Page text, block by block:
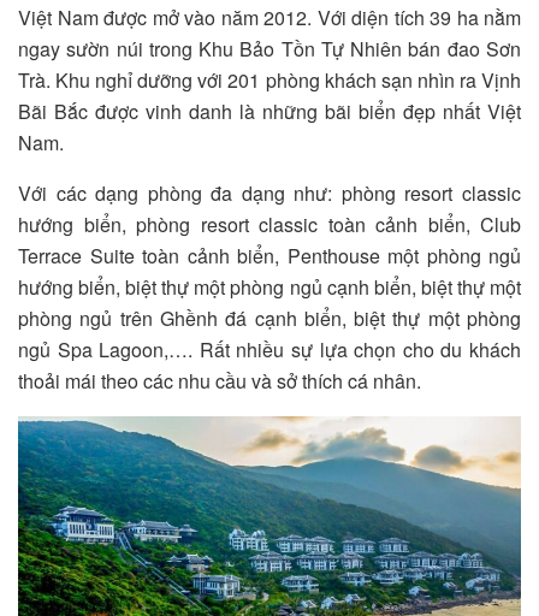
Việt Nam được mở vào năm 2012. Với diện tích 39 ha nằm
ngay sườn núi trong Khu Bảo Tồn Tự Nhiên bán đao Sơn
Trà. Khu nghỉ dưỡng với 201 phòng khách sạn nhìn ra Vịnh
Bãi Bắc được vinh danh là những bãi biển đẹp nhất Việt
Nam.
Với các dạng phòng đa dạng như: phòng resort classic
hướng biển, phòng resort classic toàn cảnh biển, Club
Terrace Suite toàn cảnh biển, Penthouse một phòng ngủ
hướng biển, biệt thự một phòng ngủ cạnh biển, biệt thự một
phòng ngủ trên Ghềnh đá cạnh biển, biệt thự một phòng
ngủ Spa Lagoon,…. Rất nhiều sự lựa chọn cho du khách
thoải mái theo các nhu cầu và sở thích cá nhân.